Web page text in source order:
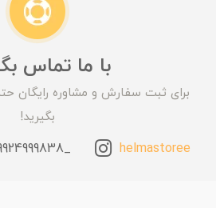
با ما تماس
برای ثبت سفارش و مشاوره رایگان
بگیرید!
helmastoree
_09924999838_02166746877